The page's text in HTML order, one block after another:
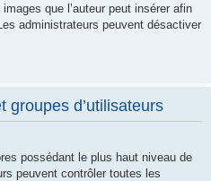
que l’auteur peut insérer afin
administrateurs peuvent désactiver
groupes d’utilisateurs
possédant le plus haut niveau de
peuvent contrôler toutes les